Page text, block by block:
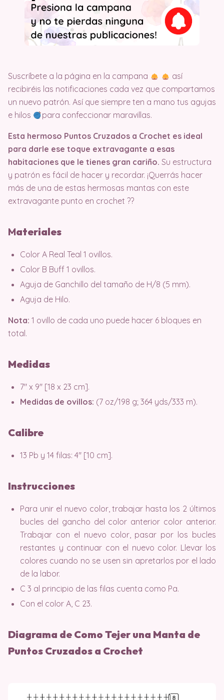
Suscríbete a la página en la campana
así
recibiréis las notificaciones cada vez que compartamos
un nuevo patrón. Así que siempre ten a mano tus agujas
e hilos
para confeccionar maravillas.
Esta hermoso Puntos Cruzados a Crochet es ideal
para darle ese toque extravagante a esas
habitaciones que le tienes gran cariño. Su estructura
y patrón es fácil de hacer y recordar. ¡Querrás hacer
más de una de estas hermosas mantas con este
extravagante punto en crochet ?​?
Materiales
Color A Real Teal 1 ovillos.
Color B Buff 1 ovillos.
Aguja de Ganchillo del tamaño de H/8 (5 mm).
Aguja de Hilo.
Nota: 1 ovillo de cada uno puede hacer 6 bloques en
total.
Medidas
7″ x 9″ [18 x 23 cm].
Medidas de ovillos: (7 oz/198 g; 364 yds/333 m).
Calibre
13 Pb y 14 filas: 4″ [10 cm].
Instrucciones
Para unir el nuevo color, trabajar hasta los 2 últimos
bucles del gancho del color anterior color anterior.
Trabajar con el nuevo color, pasar por los bucles
restantes y continuar con el nuevo color. Llevar los
colores cuando no se usen sin apretarlos por el lado
de la labor.
C 3 al principio de las filas cuenta como Pa.
Con el color A, C 23.
Diagrama de Como Tejer una Manta de
Puntos Cruzados a Crochet